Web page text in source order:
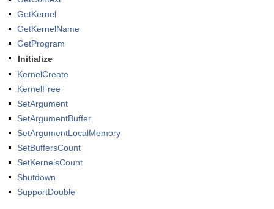
GetKernel
GetKernelName
GetProgram
Initialize
KernelCreate
KernelFree
SetArgument
SetArgumentBuffer
SetArgumentLocalMemory
SetBuffersCount
SetKernelsCount
Shutdown
SupportDouble